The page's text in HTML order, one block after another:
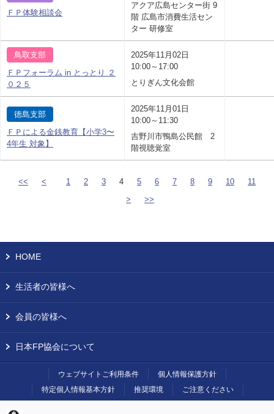
ＦＰ体験相談会
アクア広島センター街 9
階 広島市消費生活セン
ター 研修室
鳥取支部
ＦＰフォーラム in とっとり ２
０２５
2025年11月02日
10:00～17:00
とりぎん文化会館
徳島支部
ＦＰによる金銭教育【小学3〜
4年生 対象】
2025年11月01日
10:00～11:30
吉野川市鴨島公民館 2
階視聴覚室
<< < 1 2 3 4 5 6 7 8 9 10
11
>
>>
HOME
生活者の皆様へ
会員の皆様へ
日本FP協会について
ウェブサイトご利用条件
個人情報保護方針
特定個人情報基本方針
推奨環境 ご注意ください